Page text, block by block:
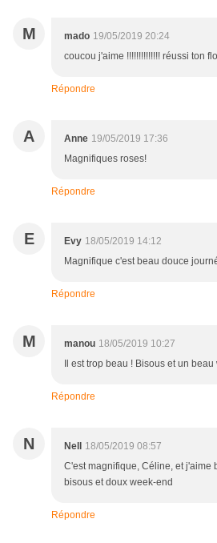
M mado 19/05/2019 20:24
coucou j'aime !!!!!!!!!!!!!! réussi ton
Répondre
A Anne 19/05/2019 17:36
Magnifiques roses!
Répondre
E Evy 18/05/2019 14:12
Magnifique c'est beau douce
Répondre
M manou 18/05/2019 10:27
Il est trop beau ! Bisous et un beau
Répondre
N Nell
18/05/2019 08:57
C'est magnifique, Céline, et j'aime
bisous et doux week-end
Répondre